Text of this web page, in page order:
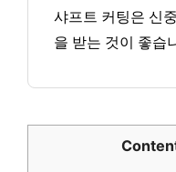
샤프트 커팅은 신
을 받는 것이 좋습